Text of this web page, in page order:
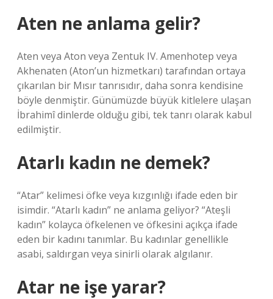
Aten ne anlama gelir?
Aten veya Aton veya Zentuk IV. Amenhotep veya
Akhenaten (Aton’un hizmetkarı) tarafından ortaya
çıkarılan bir Mısır tanrısıdır, daha sonra kendisine
böyle denmiştir. Günümüzde büyük kitlelere ulaşan
İbrahimî dinlerde olduğu gibi, tek tanrı olarak kabul
edilmiştir.
Atarlı kadın ne demek?
“Atar” kelimesi öfke veya kızgınlığı ifade eden bir
isimdir. “Atarlı kadın” ne anlama geliyor? “Ateşli
kadın” kolayca öfkelenen ve öfkesini açıkça ifade
eden bir kadını tanımlar. Bu kadınlar genellikle
asabi, saldırgan veya sinirli olarak algılanır.
Atar ne işe yarar?